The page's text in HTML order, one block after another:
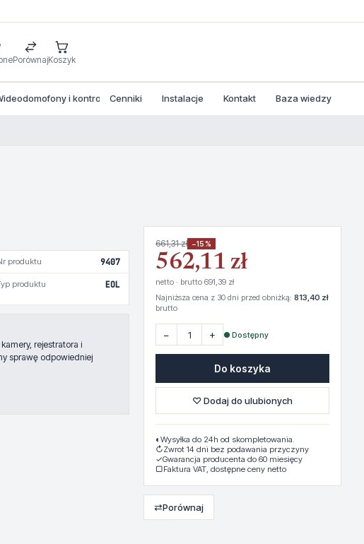
PorównajKoszyk
i kontrola dostepu
Cenniki Instalacje Kontakt Baza wiedzy
produktu 9407
produktu EOL
rejestratora i
sprawę odpowiedniej
661,31 zł −15%
562,11 zł
netto · brutto 691,39 zł
Najniższa cena z 30 dni przed obniżką: 813,40 zł
brutto
− + ● Dostępny
Do koszyka
♡ Dodaj do ulubionych
◐ Wysyłka do 24h od skompletowania.
↻Zwrot 14 dni bez podawania przyczyny
✓Gwarancja producenta do 60 miesięcy
▢Faktura VAT, dostępne ceny netto
⇄Porównaj